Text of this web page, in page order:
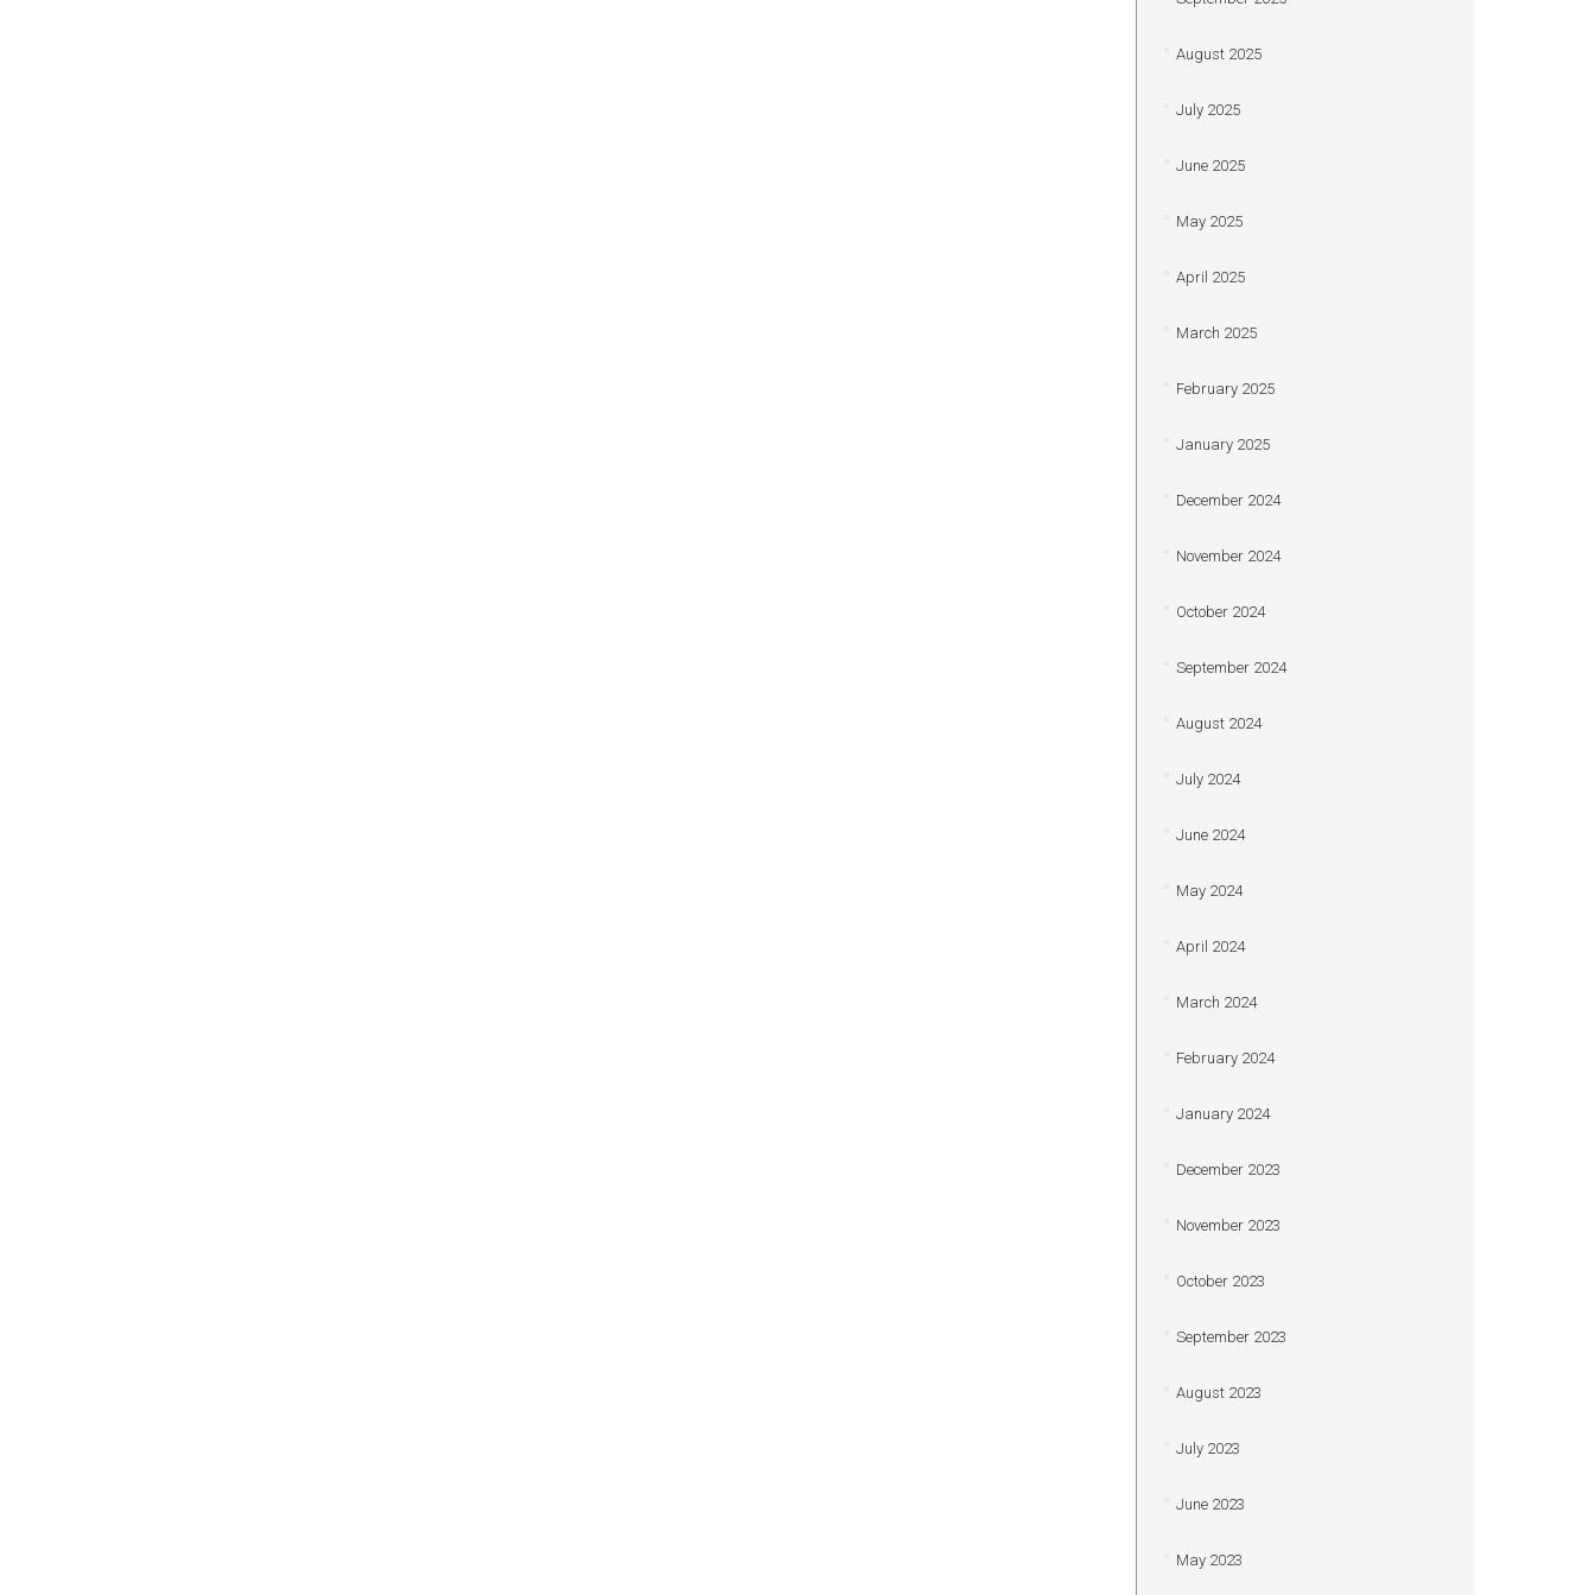
August 2025
July 2025
June 2025
May 2025
April 2025
March 2025
February 2025
January 2025
December 2024
November 2024
October 2024
September 2024
August 2024
July 2024
June 2024
May 2024
April 2024
March 2024
February 2024
January 2024
December 2023
November 2023
October 2023
September 2023
August 2023
July 2023
June 2023
May 2023